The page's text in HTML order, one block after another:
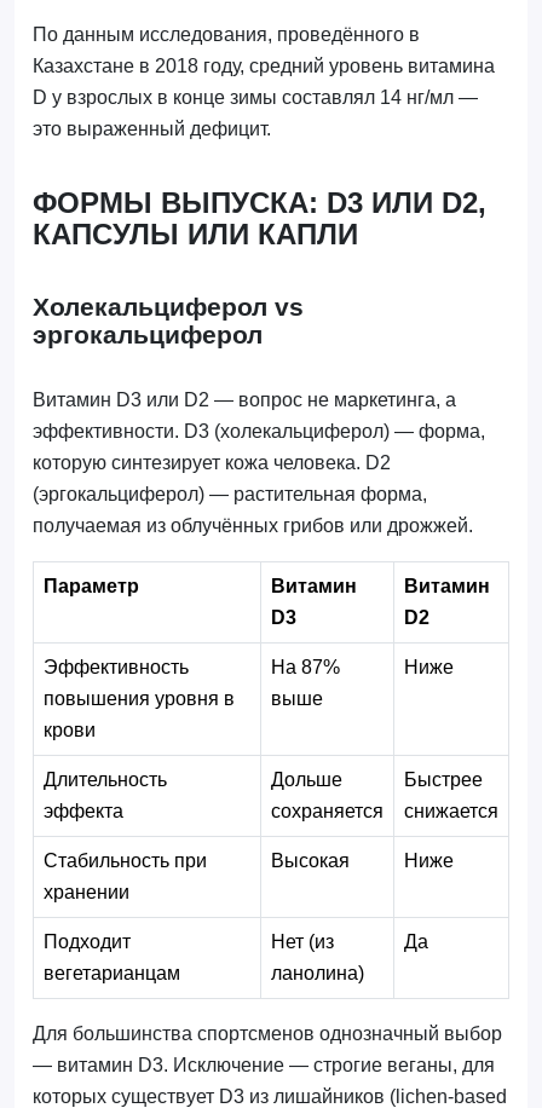
По данным исследования, проведённого в
Казахстане в 2018 году, средний уровень витамина
D у взрослых в конце зимы составлял 14 нг/мл —
это выраженный дефицит.
ФОРМЫ ВЫПУСКА: D3 ИЛИ D2,
КАПСУЛЫ ИЛИ КАПЛИ
Холекальциферол vs
эргокальциферол
Витамин D3 или D2 — вопрос не маркетинга, а
эффективности. D3 (холекальциферол) — форма,
которую синтезирует кожа человека. D2
(эргокальциферол) — растительная форма,
получаемая из облучённых грибов или дрожжей.
Параметр
Витамин
D3
Витамин
D2
Эффективность
повышения уровня в
крови
На 87%
выше
Ниже
Длительность
эффекта
Дольше
сохраняется
Быстрее
снижается
Стабильность при
хранении
Высокая Ниже
Подходит
вегетарианцам
Нет (из
ланолина)
Да
Для большинства спортсменов однозначный выбор
— витамин D3. Исключение — строгие веганы, для
которых существует D3 из лишайников (lichen-based